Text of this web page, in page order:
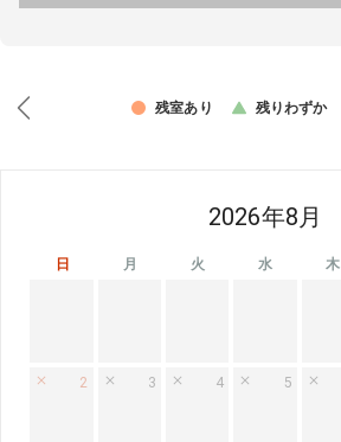
残室あり 残りわずか
2026年8月
日 月 火 水 木
2 3 4 5